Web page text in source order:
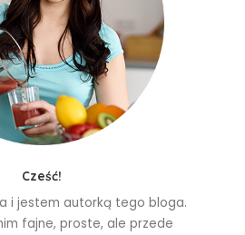
Cześć!
i jestem autorką tego bloga.
fajne, proste, ale przede